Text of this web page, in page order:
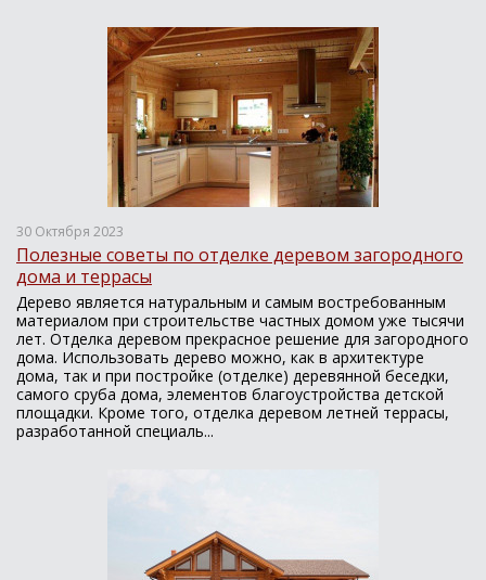
30 Октября 2023
Полезные советы по отделке деревом загородного
дома и террасы
Дерево является натуральным и самым востребованным
материалом при строительстве частных домом уже тысячи
лет. Отделка деревом прекрасное решение для загородного
дома. Использовать дерево можно, как в архитектуре
дома, так и при постройке (отделке) деревянной беседки,
самого сруба дома, элементов благоустройства детской
площадки. Кроме того, отделка деревом летней террасы,
разработанной специаль...